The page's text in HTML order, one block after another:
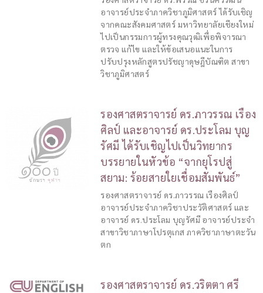
อาจารย์ประจำภาควิชาภูมิศาสตร์ ได้รับเชิญ
จากคณะสังคมศาสตร์ มหาวิทยาลัยเชียงใหม่
ไปเป็นกรรมการผู้ทรงคุณวุฒิเพื่อพิจารณา
ตรวจ แก้ไข และให้ข้อเสนอแนะในการ
ปรับปรุงหลักสูตรปรัชญาดุษฎีบัณฑิต สาขา
วิชาภูมิศาสตร์
รองศาสตราจารย์ ดร.ภาวรรณ เรือง
ศิลป์ และอาจารย์ ดร.ประโลม บุญ
รัศมี ได้รับเชิญไปเป็นวิทยากร
บรรยายในหัวข้อ “จากยุโรปสู่
สยาม: ร้อยสายใยเชื่อมสัมพันธ์”
รองศาสตราจารย์ ดร.ภาวรรณ เรืองศิลป์
อาจารย์ประจำภาควิชาประวัติศาสตร์ และ
อาจารย์ ดร.ประโลม บุญรัศมี อาจารย์ประจำ
สาขาวิชาภาษาโปรตุเกส ภาควิชาภาษาตะวัน
ตก
รองศาสตราจารย์ ดร.วริตตา ศรี